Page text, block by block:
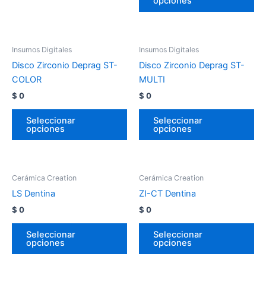
Insumos Digitales
Disco Zirconio Deprag ST-
COLOR
$ 0
Seleccionar
opciones
Insumos Digitales
Disco Zirconio Deprag ST-
MULTI
$ 0
Seleccionar
opciones
Cerámica Creation
LS Dentina
$ 0
Seleccionar
opciones
Cerámica Creation
ZI-CT Dentina
$ 0
Seleccionar
opciones